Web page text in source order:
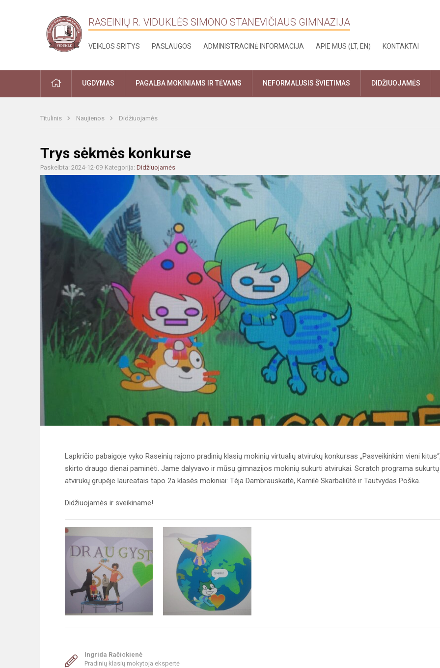
RASEINIŲ R. VIDUKLĖS SIMONO STANEVIČIAUS GIMNAZIJA
VEIKLOS SRITYS PASLAUGOS ADMINISTRACINĖ INFORMACIJA APIE MUS (LT, EN) KONTAKTAI
PRADŽIAUGDYMAS PAGALBA MOKINIAMS IR TĖVAMS NEFORMALUSIS ŠVIETIMAS DIDŽIUOJAMĖS
Titulinis Naujienos Didžiuojamės
Trys sėkmės konkurse
Paskelbta: 2024-12-09 Kategorija: Didžiuojamės
Lapkričio pabaigoje vyko Raseinių rajono pradinių klasių mokinių virtualių atvirukų konkursas „Pasveikinkim vieni kitus“,
skirto draugo dienai paminėti. Jame dalyvavo ir mūsų gimnazijos mokinių sukurti atvirukai. Scratch programa sukurtų
atvirukų grupėje laureatais tapo 2a klasės mokiniai: Tėja Dambrauskaitė, Kamilė Skarbaliūtė ir Tautvydas Poška.
Didžiuojamės ir sveikiname!
Ingrida Račickienė
Pradinių klasių mokytoja ekspertė